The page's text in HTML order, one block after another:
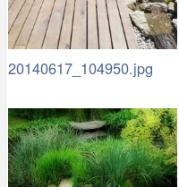
20140617_104950.jpg